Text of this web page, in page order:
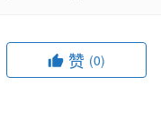
赞 (0)